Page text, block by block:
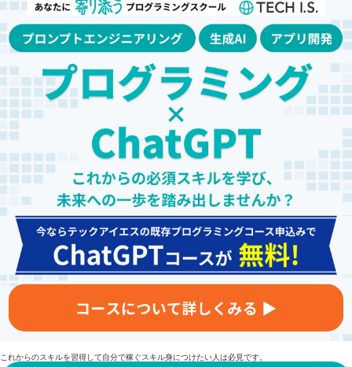
これからのスキルを習得して自分で稼ぐスキル身につけたい人は必見です。